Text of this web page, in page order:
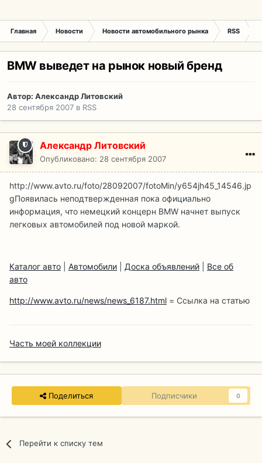
Главная Новости Новости автомобильного рынка RSS
BMW выведет на рынок новый бренд
Автор: Александр Литовский
28 сентября 2007 в RSS
Александр Литовский
Опубликовано: 28 сентября 2007
http://www.avto.ru/foto/28092007/fotoMin/y654jh45_14546.jp
gПоявилась неподтвержденная пока официально
информация, что немецкий концерн BMW начнет выпуск
легковых автомобилей под новой маркой.
Каталог авто Автомобили Доска объявлений
Все об
авто
http://www.avto.ru/news/news_6187.html = Ссылка на статью
Часть моей коллекции
Поделиться Подписчики 0
Перейти к списку тем